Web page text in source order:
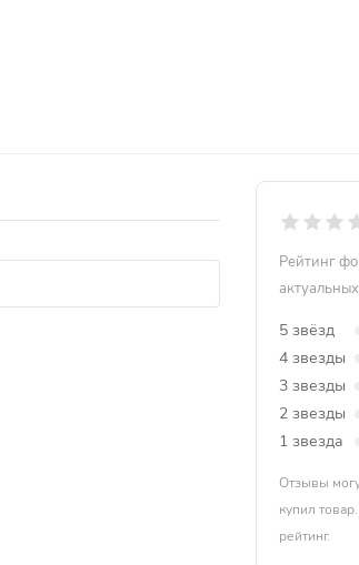
Рейтинг
5 звёзд
4 звезды
3 звезды
2 звезды
1 звезда
Отзывы
купил
рейтинг.